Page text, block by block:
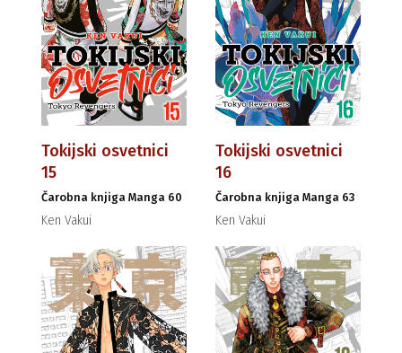
Tokijski osvetnici
15
Čarobna knjiga Manga 60
Ken Vakui
Tokijski osvetnici
16
Čarobna knjiga Manga 63
Ken Vakui